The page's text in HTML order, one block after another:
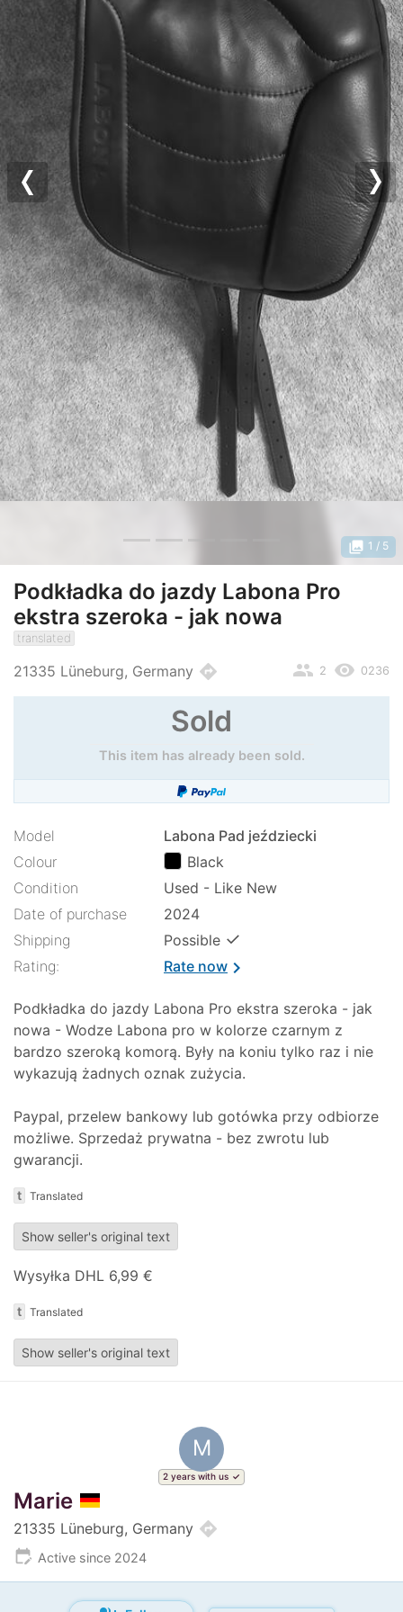
Previous
photo_library 1 / 5
Podkładka do jazdy Labona Pro
ekstra szeroka - jak nowa
translated
21335 Lüneburg, Germany directions remove_red_eye 0236
people 2
Sold
This item has already been sold.
Model
Labona Pad jeździecki
Colour
Black
Condition
Used - Like New
Date of purchase
2024
Shipping
Possible ✓
Rating: Rate nowchevron_right
Podkładka do jazdy Labona Pro ekstra szeroka - jak
nowa - Wodze Labona pro w kolorze czarnym z
bardzo szeroką komorą. Były na koniu tylko raz i nie
wykazują żadnych oznak zużycia.
Paypal, przelew bankowy lub gotówka przy odbiorze
możliwe. Sprzedaż prywatna - bez zwrotu lub
gwarancji.
t Translated
Show seller's original text
Wysyłka DHL 6,99 €
t Translated
Show seller's original text
M
2 years with us
Marie
21335 Lüneburg, Germany directions
edit_calendar Active since 2024